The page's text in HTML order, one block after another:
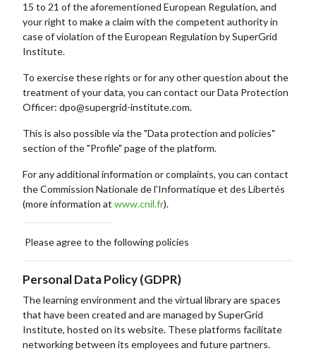
15 to 21 of the aforementioned European Regulation, and
your right to make a claim with the competent authority in
case of violation of the European Regulation by SuperGrid
Institute.
To exercise these rights or for any other question about the
treatment of your data, you can contact our Data Protection
Officer: dpo@supergrid-institute.com.
This is also possible via the "Data protection and policies"
section of the "Profile" page of the platform.
For any additional information or complaints, you can contact
the Commission Nationale de l'Informatique et des Libertés
(more information at www.cnil.fr).
Please agree to the following policies
Personal Data Policy (GDPR)
The learning environment and the virtual library are spaces
that have been created and are managed by SuperGrid
Institute, hosted on its website. These platforms facilitate
networking between its employees and future partners.